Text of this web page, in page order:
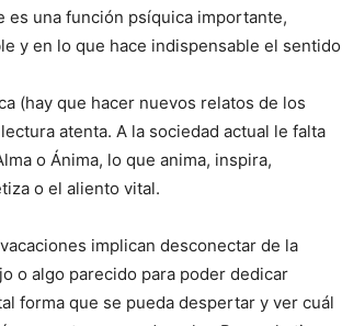
es una función psíquica importante,
y en lo que hace indispensable el sentido
(hay que hacer nuevos relatos de los
atenta. A la sociedad actual le falta
o Ánima, lo que anima, inspira,
o el aliento vital.
implican desconectar de la
o algo parecido para poder dedicar
forma que se pueda despertar y ver cuál